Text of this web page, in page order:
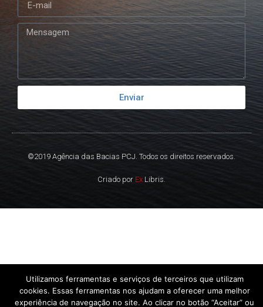
Enviar
©2019 Agência das Bacias PCJ. Todos os direitos reservados.
Criado por Ex Libris.
Utilizamos ferramentas e serviços de terceiros que utilizam
cookies. Essas ferramentas nos ajudam a oferecer uma melhor
experiência de navegação no site. Ao clicar no botão “Aceitar” ou